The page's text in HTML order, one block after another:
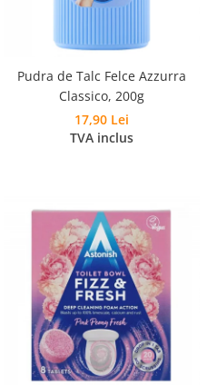
Pudra de Talc Felce Azzurra
Classico, 200g
17,90 Lei
TVA inclus